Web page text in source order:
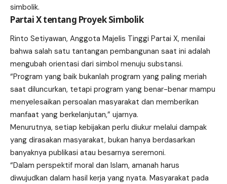
simbolik.
Partai X tentang Proyek Simbolik
Rinto Setiyawan, Anggota Majelis Tinggi Partai X, menilai
bahwa salah satu tantangan pembangunan saat ini adalah
mengubah orientasi dari simbol menuju substansi.
“Program yang baik bukanlah program yang paling meriah
saat diluncurkan, tetapi program yang benar-benar mampu
menyelesaikan persoalan masyarakat dan memberikan
manfaat yang berkelanjutan,” ujarnya.
Menurutnya, setiap kebijakan perlu diukur melalui dampak
yang dirasakan masyarakat, bukan hanya berdasarkan
banyaknya publikasi atau besarnya seremoni.
“Dalam perspektif moral dan Islam, amanah harus
diwujudkan dalam hasil kerja yang nyata. Masyarakat pada